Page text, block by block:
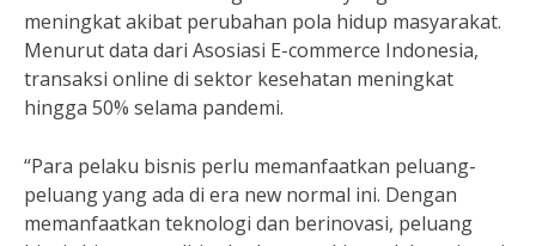
meningkat akibat perubahan pola hidup masyarakat.
Menurut data dari Asosiasi E-commerce Indonesia,
transaksi online di sektor kesehatan meningkat
hingga 50% selama pandemi.
“Para pelaku bisnis perlu memanfaatkan peluang-
peluang yang ada di era new normal ini. Dengan
memanfaatkan teknologi dan berinovasi, peluang